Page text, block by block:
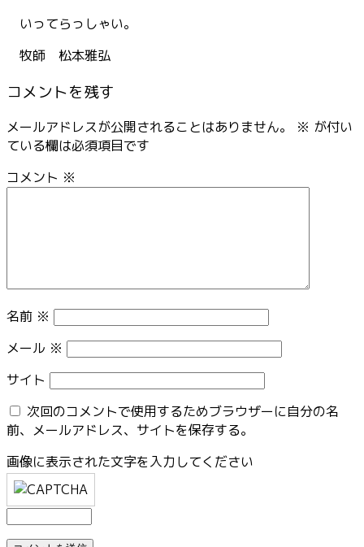
いってらっしゃい。
牧師 松本雅弘
コメントを残す
メールアドレスが公開されることはありません。 ※ が付い
ている欄は必須項目です
コメント ※
名前 ※
メール ※
サイト
次回のコメントで使用するためブラウザーに自分の名
前、メールアドレス、サイトを保存する。
画像に表示された文字を入力してください